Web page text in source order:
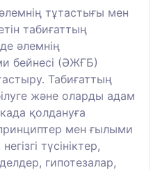
тұтастығы мен
табиғаттың
әлемнің
бейнесі (ӘЖҒБ)
Табиғаттың
және оларды адам
қолдануға
мен ғылыми
түсініктер,
гипотезалар,